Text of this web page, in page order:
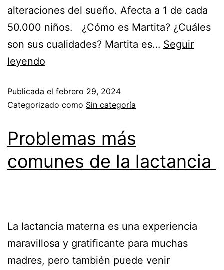
alteraciones del sueño. Afecta a 1 de cada
50.000 niños. ¿Cómo es Martita? ¿Cuáles
son sus cualidades? Martita es… Seguir
leyendo
Publicada el febrero 29, 2024
Categorizado como Sin categoría
Problemas más
comunes de la lactancia
La lactancia materna es una experiencia
maravillosa y gratificante para muchas
madres, pero también puede venir